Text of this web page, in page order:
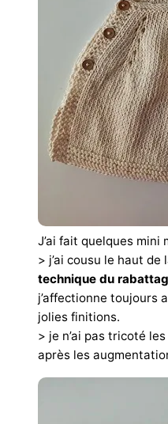
J’ai fait quelques mini
> j’ai cousu le haut de
technique du
j’affectionne toujours
jolies finitions.
> je n’ai pas tricoté
après les